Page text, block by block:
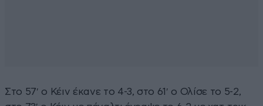
Στο 57′ ο Κέιν έκανε το 4-3, στο 61′ ο Ολίσε το 5-2,